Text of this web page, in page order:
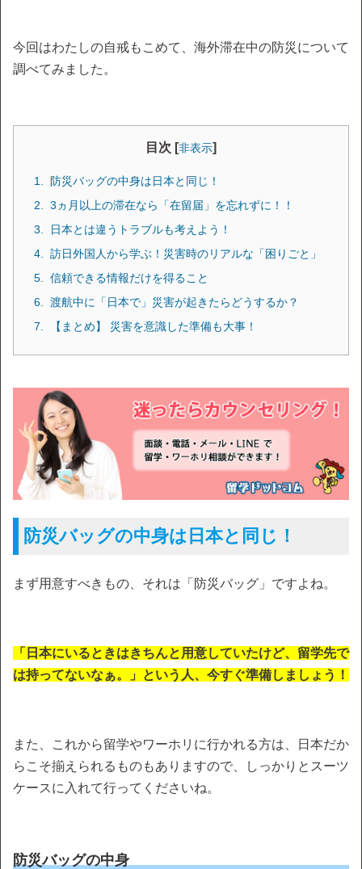
今回はわたしの自戒もこめて、海外滞在中の防災について
調べてみました。
目次 [非表示]
防災バッグの中身は日本と同じ！
3ヵ月以上の滞在なら「在留届」を忘れずに！！
日本とは違うトラブルも考えよう！
訪日外国人から学ぶ！災害時のリアルな「困りごと」
信頼できる情報だけを得ること
渡航中に「日本で」災害が起きたらどうするか？
【まとめ】 災害を意識した準備も大事！
防災バッグの中身は日本と同じ！
まず用意すべきもの、それは「防災バッグ」ですよね。
「日本にいるときはきちんと用意していたけど、留学先で
は持ってないなぁ。」という人、今すぐ準備しましょう！
また、これから留学やワーホリに行かれる方は、日本だか
らこそ揃えられるものもありますので、しっかりとスーツ
ケースに入れて行ってくださいね。
防災バッグの中身